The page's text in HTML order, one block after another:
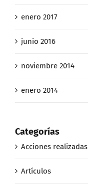
enero 2017
junio 2016
noviembre 2014
enero 2014
Categorías
Acciones realizadas
Artículos